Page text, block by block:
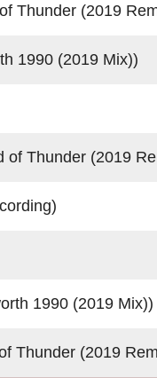
(2019
(2019 Mix))
Thunder (2019
1990 (2019 Mix))
(2019